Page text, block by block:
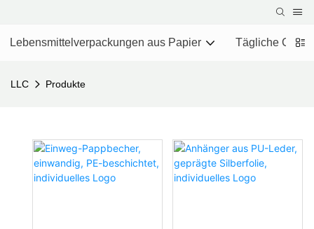
Lebensmittelverpackungen aus Papier Tägliche
LLC Produkte